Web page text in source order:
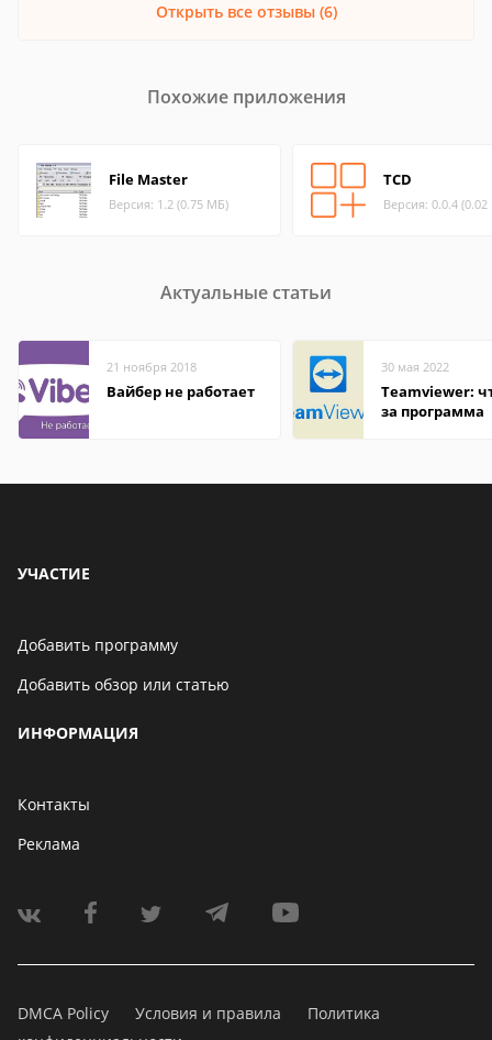
Открыть все отзывы (6)
Похожие приложения
File Master
Версия: 1.2 (0.75 МБ)
TCD
Версия: 0.0.4
Актуальные статьи
21 ноября 2018
Вайбер не работает
30 мая 2022
Teamviewer:
за программа
УЧАСТИЕ
Добавить программу
Добавить обзор или статью
ИНФОРМАЦИЯ
Контакты
Реклама
DMCA Policy Условия и правила
Политика